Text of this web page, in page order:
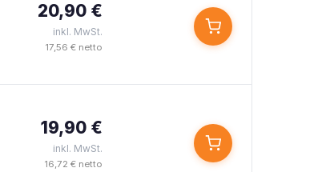
20,90 €
inkl. MwSt.
17,56 € netto
19,90 €
inkl. MwSt.
16,72 € netto